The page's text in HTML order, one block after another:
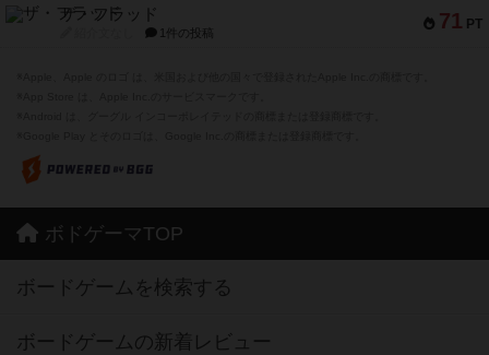
71 PT
ザ・フラッド
1件の投稿
ボドゲーマTOP
ボードゲームを検索する
ボードゲームの新着レビュー